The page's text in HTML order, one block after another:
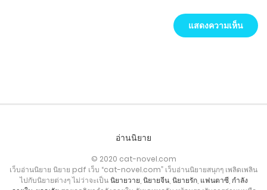
อ่านนิยาย
© 2020 cat-novel.com
เว็บอ่านนิยาย นิยาย pdf เว็บ “cat-novel.com” เว็บอ่านนิยายสนุกๆ เพลิดเพลิน
ไปกับนิยายต่างๆ ไม่ว่าจะเป็นนิยายวาย นิยายจีน, นิยายรัก, แฟนตาซี, กำลัง